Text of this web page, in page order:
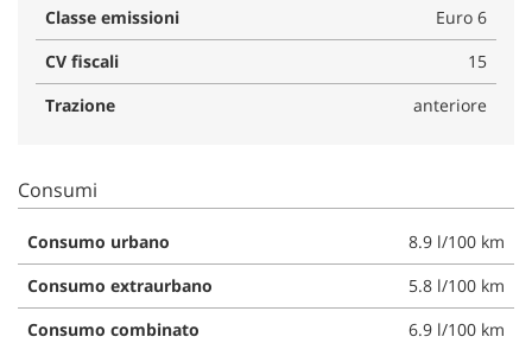
Classe emissioni
Euro 6
CV fiscali
15
Trazione
anteriore
Consumi
Consumo urbano
8.9 l/100 km
Consumo extraurbano
5.8 l/100 km
Consumo combinato
6.9 l/100 km